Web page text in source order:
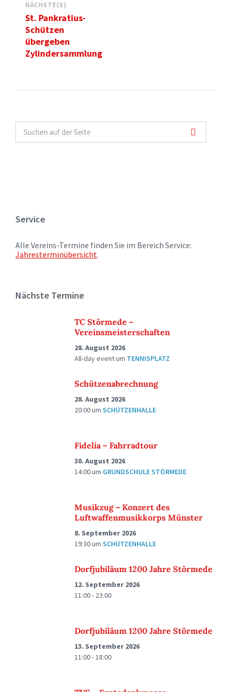
NÄCHSTE(S)
St. Pankratius-
Schützen
übergeben
Zylindersammlung
Service
Alle Vereins-Termine finden Sie im Bereich Service:
Jahresterminübersicht.
Nächste Termine
TC Störmede –
Vereinsmeisterschaften
28. August 2026
All-day eventum TENNISPLATZ
Schützenabrechnung
28. August 2026
20:00um SCHÜTZENHALLE
Fidelia – Fahrradtour
30. August 2026
14:00um GRUNDSCHULE STÖRMEDE
Musikzug – Konzert des
Luftwaffenmusikkorps Münster
8. September 2026
19:30um SCHÜTZENHALLE
Dorfjubiläum 1200 Jahre Störmede
12. September 2026
11:00 - 23:00
Dorfjubiläum 1200 Jahre Störmede
13. September 2026
11:00 - 18:00